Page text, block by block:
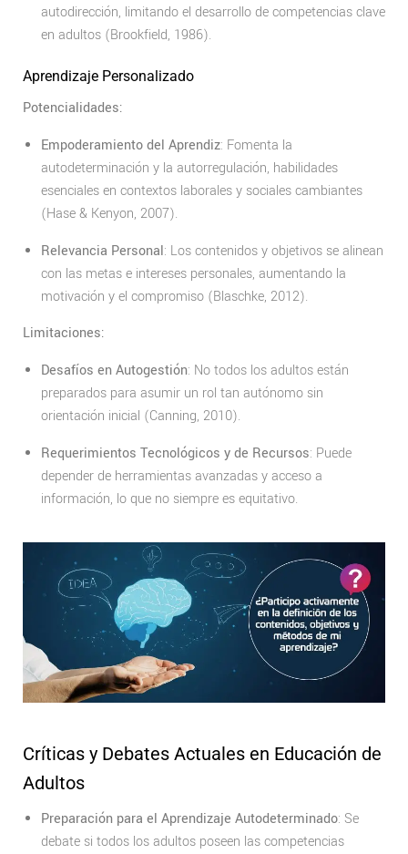
autodirección, limitando el desarrollo de competencias clave
en adultos (Brookfield, 1986).
Aprendizaje Personalizado
Potencialidades:
Empoderamiento del Aprendiz: Fomenta la
autodeterminación y la autorregulación, habilidades
esenciales en contextos laborales y sociales cambiantes
(Hase & Kenyon, 2007).
Relevancia Personal: Los contenidos y objetivos se alinean
con las metas e intereses personales, aumentando la
motivación y el compromiso (Blaschke, 2012).
Limitaciones:
Desafíos en Autogestión: No todos los adultos están
preparados para asumir un rol tan autónomo sin
orientación inicial (Canning, 2010).
Requerimientos Tecnológicos y de Recursos: Puede
depender de herramientas avanzadas y acceso a
información, lo que no siempre es equitativo.
Críticas y Debates Actuales en Educación de
Adultos
Preparación para el Aprendizaje Autodeterminado: Se
debate si todos los adultos poseen las competencias